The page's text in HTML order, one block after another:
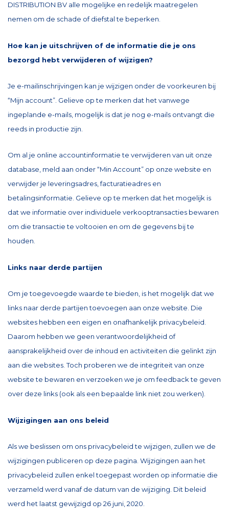
DISTRIBUTION BV alle mogelijke en redelijk maatregelen
nemen om de schade of diefstal te beperken.
Hoe kan je uitschrijven of de informatie die je ons
bezorgd hebt verwijderen of wijzigen?
Je e-mailinschrijvingen kan je wijzigen onder de voorkeuren bij
“Mijn account”. Gelieve op te merken dat het vanwege
ingeplande e-mails, mogelijk is dat je nog e-mails ontvangt die
reeds in productie zijn.
Om al je online accountinformatie te verwijderen van uit onze
database, meld aan onder “Min Account” op onze website en
verwijder je leveringsadres, facturatieadres en
betalingsinformatie. Gelieve op te merken dat het mogelijk is
dat we informatie over individuele verkooptransacties bewaren
om die transactie te voltooien en om de gegevens bij te
houden.
Links naar derde partijen
Om je toegevoegde waarde te bieden, is het mogelijk dat we
links naar derde partijen toevoegen aan onze website. Die
websites hebben een eigen en onafhankelijk privacybeleid.
Daarom hebben we geen verantwoordelijkheid of
aansprakelijkheid over de inhoud en activiteiten die gelinkt zijn
aan die websites. Toch proberen we de integriteit van onze
website te bewaren en verzoeken we je om feedback te geven
over deze links (ook als een bepaalde link niet zou werken).
Wijzigingen aan ons beleid
Als we beslissen om ons privacybeleid te wijzigen, zullen we de
wijzigingen publiceren op deze pagina. Wijzigingen aan het
privacybeleid zullen enkel toegepast worden op informatie die
verzameld werd vanaf de datum van de wijziging. Dit beleid
werd het laatst gewijzigd op 26 juni, 2020.